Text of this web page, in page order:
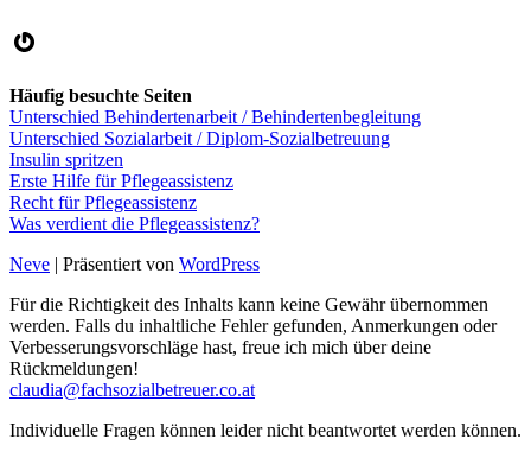
Gravatar
Häufig besuchte Seiten
Unterschied Behindertenarbeit / Behindertenbegleitung
Unterschied Sozialarbeit / Diplom-Sozialbetreuung
Insulin spritzen
Erste Hilfe für Pflegeassistenz
Recht für Pflegeassistenz
Was verdient die Pflegeassistenz?
Neve | Präsentiert von WordPress
Für die Richtigkeit des Inhalts kann keine Gewähr übernommen
werden. Falls du inhaltliche Fehler gefunden, Anmerkungen oder
Verbesserungsvorschläge hast, freue ich mich über deine
Rückmeldungen!
claudia@fachsozialbetreuer.co.at
Individuelle Fragen können leider nicht beantwortet werden können.